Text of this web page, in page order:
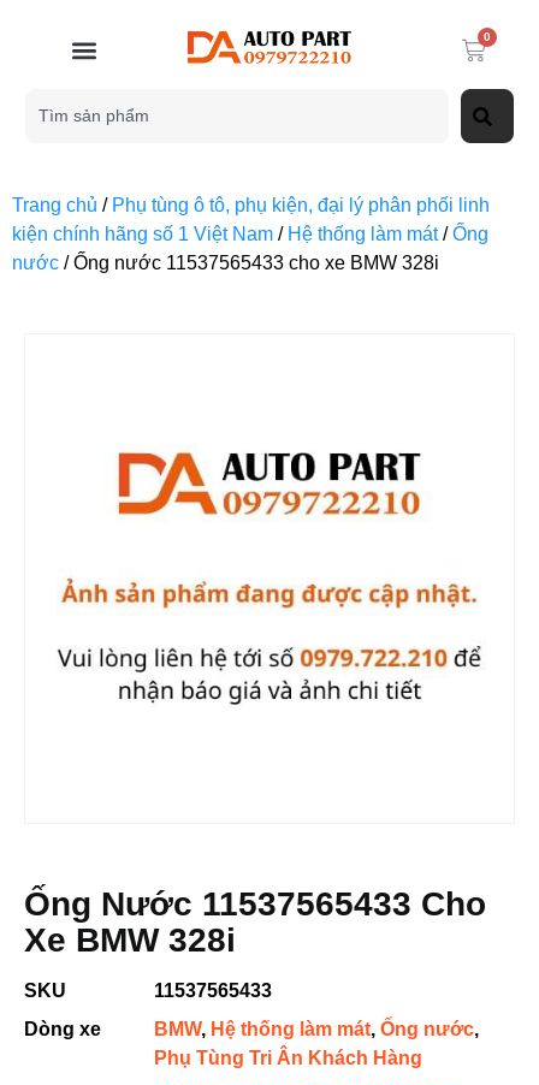
0
Trang chủ / Phụ tùng ô tô, phụ kiện, đại lý phân phối linh
kiện chính hãng số 1 Việt Nam / Hệ thống làm mát/Ống
nước / Ống nước 11537565433 cho xe BMW 328i
Ống Nước 11537565433 Cho
Xe BMW 328i
SKU
11537565433
Dòng xe
BMW, Hệ thống làm mát, Ống nước,
Phụ Tùng Tri Ân Khách Hàng